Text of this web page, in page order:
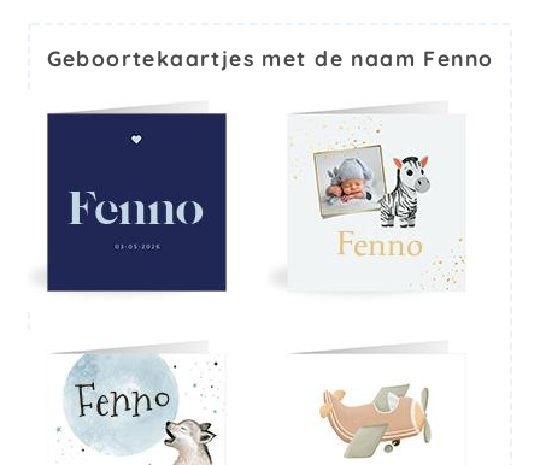
Geboortekaartjes met de naam Fenno